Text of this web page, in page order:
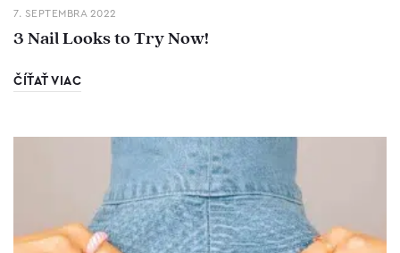
7. SEPTEMBRA 2022
3 Nail Looks to Try Now!
ČÍŤAŤ VIAC